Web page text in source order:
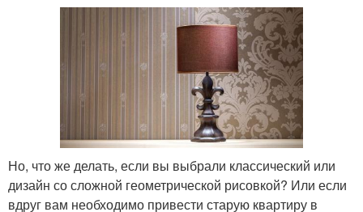
Но, что же делать, если вы выбрали классический или
дизайн со сложной геометрической рисовкой? Или если
вдруг вам необходимо привести старую квартиру в